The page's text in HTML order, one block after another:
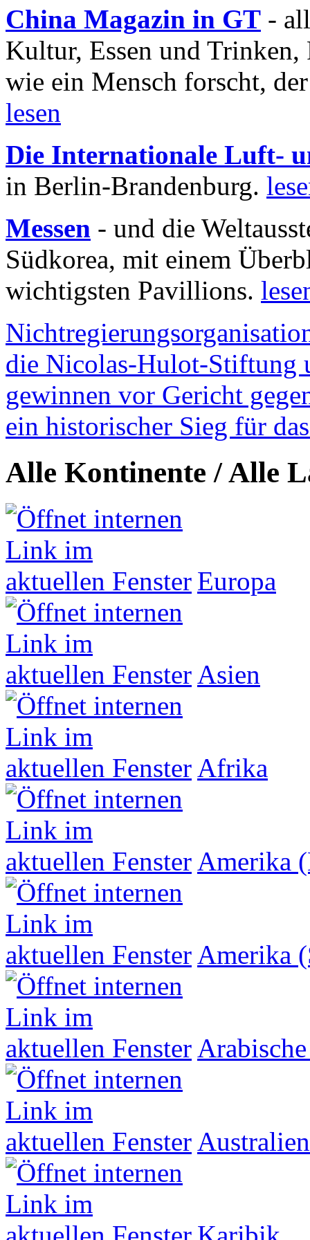
China Magazin in GT -
Kultur, Essen und
wie ein Mensch forscht,
lesen
Die Internationale Luft-
in Berlin-Brandenburg.
Messen - und die
Südkorea, mit einem
wichtigsten Pavillions.
die Nicolas-Hulot-Stiftung
gewinnen vor Gericht
ein historischer Sieg für
Alle Kontinente / Alle
Europa
Asien
Afrika
Amerika
Amerika
Australien